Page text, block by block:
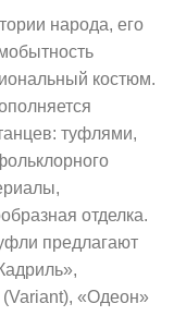
народа, его
костюм.
туфлями,
отделка.
предлагают
«Одеон»